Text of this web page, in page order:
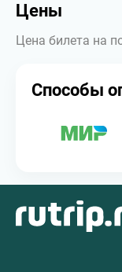
Цены
Цена билета на
Способы